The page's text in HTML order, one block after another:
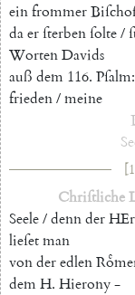
einfrommer
daerſterbenſolte/
WortenDavids
auß dem 116. Pſalm:
frieden/meine
Chriſtliche
Seele/dennder
lieſetman
vonderedlen
demH. Hierony-